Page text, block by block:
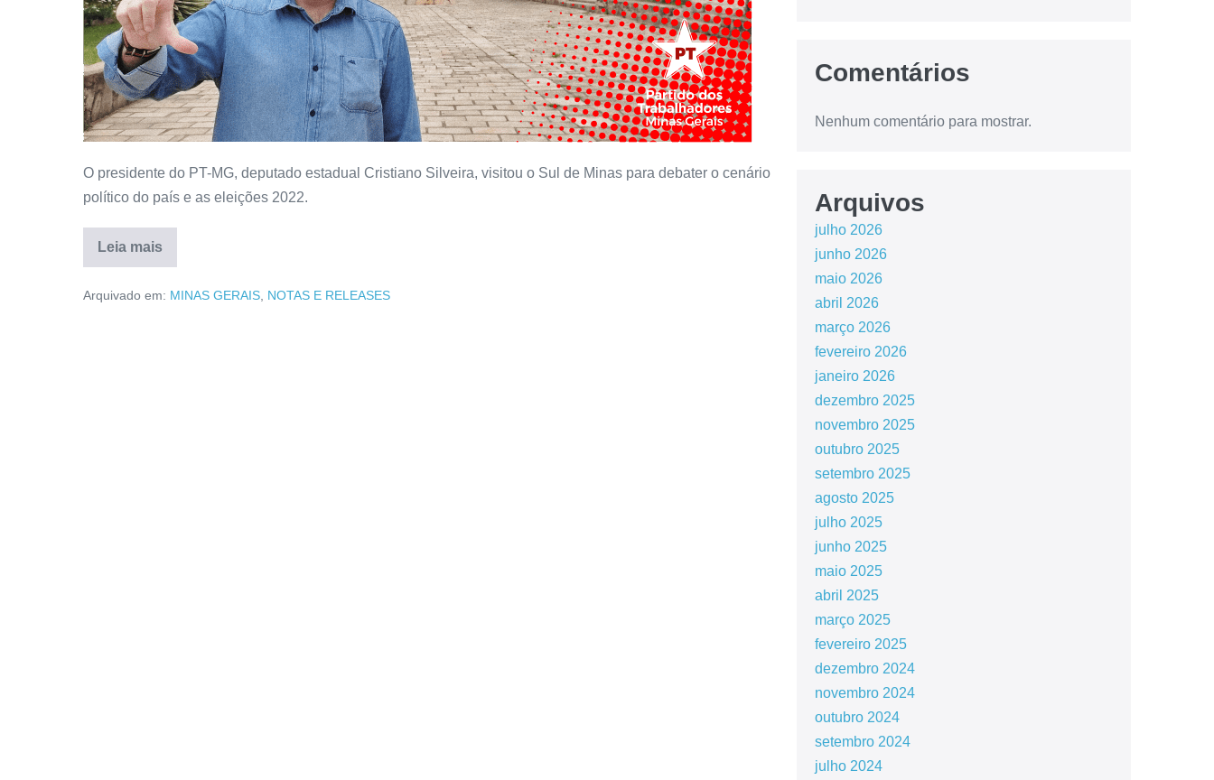
O presidente do PT-MG, deputado estadual Cristiano Silveira, visitou o Sul de Minas para debater o cenário
político do país e as eleições 2022.
Leia mais
Arquivado em: MINAS GERAIS NOTAS E RELEASES
Comentários
Nenhum comentário para mostrar.
Arquivos
julho 2026
junho 2026
maio 2026
abril 2026
março 2026
fevereiro 2026
janeiro 2026
dezembro 2025
novembro 2025
outubro 2025
setembro 2025
agosto 2025
julho 2025
junho 2025
maio 2025
abril 2025
março 2025
fevereiro 2025
dezembro 2024
novembro 2024
outubro 2024
setembro 2024
julho 2024